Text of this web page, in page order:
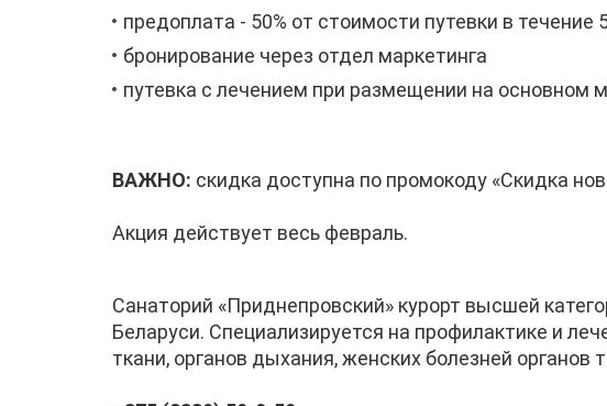
предоплата - 50% от стоимости путевки в
бронирование через отдел маркетинга
путевка с лечением при размещении на основном
ВАЖНО: скидка доступна по промокоду «Скидка
Акция действует весь февраль.
Санаторий «Приднепровский» курорт высшей
Беларуси. Специализируется на профилактике и
ткани, органов дыхания, женских болезней органов